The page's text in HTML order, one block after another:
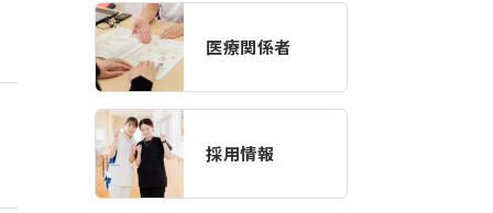
医療関係者
採用情報